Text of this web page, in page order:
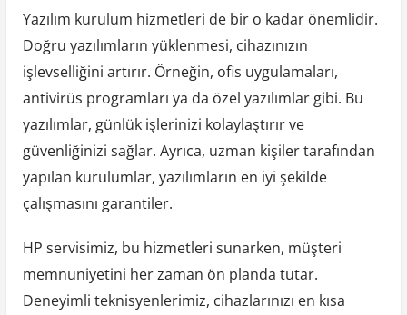
Yazılım kurulum hizmetleri de bir o kadar önemlidir.
Doğru yazılımların yüklenmesi, cihazınızın
işlevselliğini artırır. Örneğin, ofis uygulamaları,
antivirüs programları ya da özel yazılımlar gibi. Bu
yazılımlar, günlük işlerinizi kolaylaştırır ve
güvenliğinizi sağlar. Ayrıca, uzman kişiler tarafından
yapılan kurulumlar, yazılımların en iyi şekilde
çalışmasını garantiler.
HP servisimiz, bu hizmetleri sunarken, müşteri
memnuniyetini her zaman ön planda tutar.
Deneyimli teknisyenlerimiz, cihazlarınızı en kısa